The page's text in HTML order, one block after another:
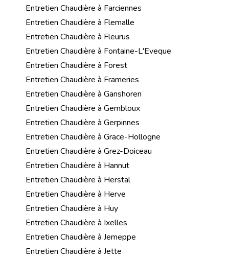
Entretien Chaudière à Farciennes
Entretien Chaudière à Flemalle
Entretien Chaudière à Fleurus
Entretien Chaudière à Fontaine-L'Eveque
Entretien Chaudière à Forest
Entretien Chaudière à Frameries
Entretien Chaudière à Ganshoren
Entretien Chaudière à Gembloux
Entretien Chaudière à Gerpinnes
Entretien Chaudière à Grace-Hollogne
Entretien Chaudière à Grez-Doiceau
Entretien Chaudière à Hannut
Entretien Chaudière à Herstal
Entretien Chaudière à Herve
Entretien Chaudière à Huy
Entretien Chaudière à Ixelles
Entretien Chaudière à Jemeppe
Entretien Chaudière à Jette